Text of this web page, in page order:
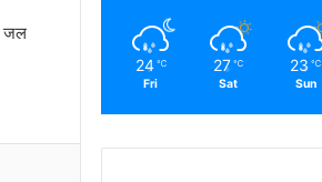
जल
24 ℃
Fri
27 ℃
Sat
23 ℃
Sun